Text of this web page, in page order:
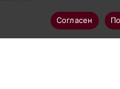
Согласен